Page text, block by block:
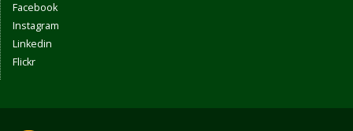
Facebook
Instagram
Linkedin
Flickr